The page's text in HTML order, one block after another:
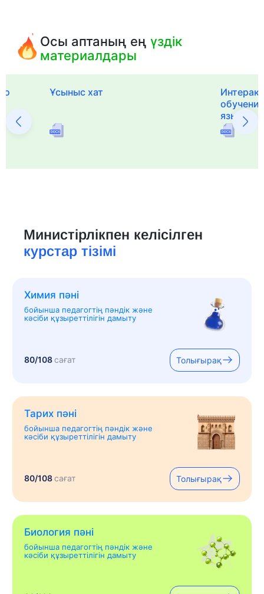
Осы аптаның еңүздік
материалдары
Ұсыныс хат
языка и
Министірлікпен келісілген
курстар тізімі
Химия пәні
бойынша педагогтің пәндік және
кәсіби құзыреттілігін дамыту
80/108сағат Толығырақ
Тарих пәні
бойынша педагогтің пәндік және
кәсіби құзыреттілігін дамыту
80/108сағат Толығырақ
Биология пәні
бойынша педагогтің пәндік және
кәсіби құзыреттілігін дамыту